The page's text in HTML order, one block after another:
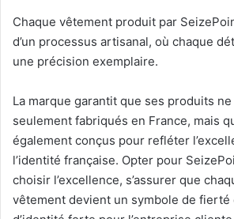
Chaque vêtement produit par
d’un processus artisanal, où chaque
une précision exemplaire.
La marque garantit que ses produits
seulement fabriqués en France, mais
également conçus pour refléter
l’identité française. Opter pour
choisir l’excellence, s’assurer que
vêtement devient un symbole de fierté